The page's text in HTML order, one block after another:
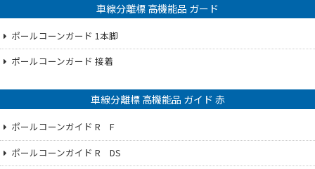
車線分離標 高機能品 ガード
ポールコーンガード 1本脚
ポールコーンガード 接着
車線分離標 高機能品 ガイド 赤
ポールコーンガイド R F
ポールコーンガイド R DS